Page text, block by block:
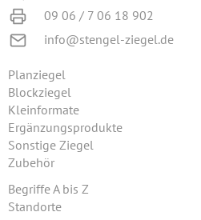
09 06 / 7 06 18 902
info@stengel-ziegel.de
Planziegel
Blockziegel
Kleinformate
Ergänzungsprodukte
Sonstige Ziegel
Zubehör
Begriffe A bis Z
Standorte